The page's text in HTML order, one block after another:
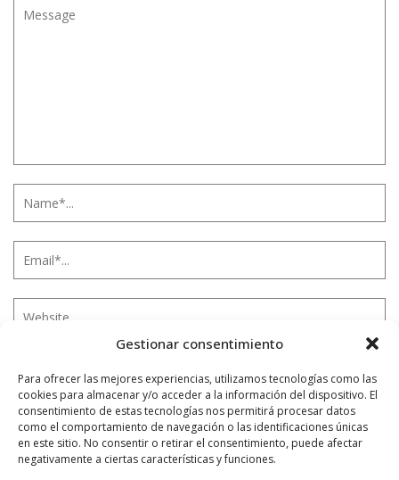
Gestionar consentimiento
Para ofrecer las mejores experiencias, utilizamos tecnologías como las
cookies para almacenar y/o acceder a la información del dispositivo. El
consentimiento de estas tecnologías nos permitirá procesar datos
como el comportamiento de navegación o las identificaciones únicas
en este sitio. No consentir o retirar el consentimiento, puede afectar
negativamente a ciertas características y funciones.
Notificarme vía correo electrónico cuando el comentario sea
aprobado.
Este sitio usa Akismet para reducir el spam. Aprende
cómo se procesan los datos de tus comentarios.